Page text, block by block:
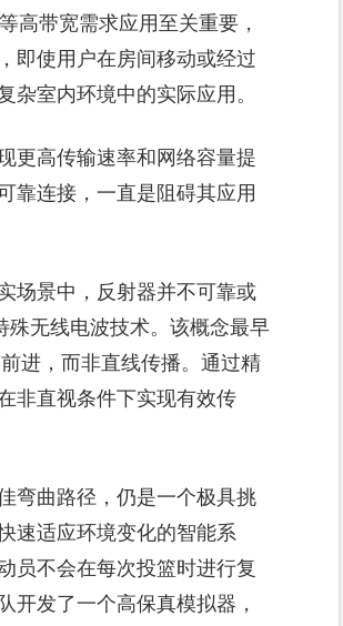
高带宽需求应用至关重要，
即使用户在房间移动或经过
室内环境中的实际应用。
更高传输速率和网络容量提
靠连接，一直是阻碍其应用
场景中，反射器并不可靠或
殊无线电波技术。该概念最早
进，而非直线传播。通过精
非直视条件下实现有效传
弯曲路径，仍是一个极具挑
速适应环境变化的智能系
员不会在每次投篮时进行复
开发了一个高保真模拟器，